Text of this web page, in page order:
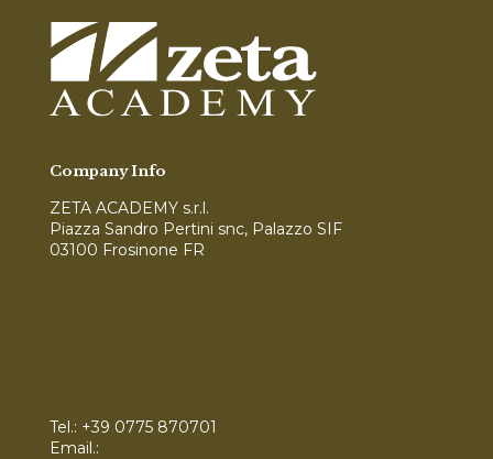
Company Info
ZETA ACADEMY s.r.l.
Piazza Sandro Pertini snc, Palazzo SIF
03100 Frosinone FR
Tel.: +39 0775 870701
Email.: